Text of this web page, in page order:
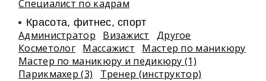
Специалист по кадрам
Красота, фитнес, спорт
Администратор Визажист
Другое
Косметолог Массажист
Мастер по маникюру
Мастер по маникюру и педикюру (1)
Парикмахер (3)
Тренер (инструктор)